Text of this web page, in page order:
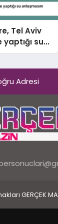
Tel Aviv
su
Adresi
GERÇEK